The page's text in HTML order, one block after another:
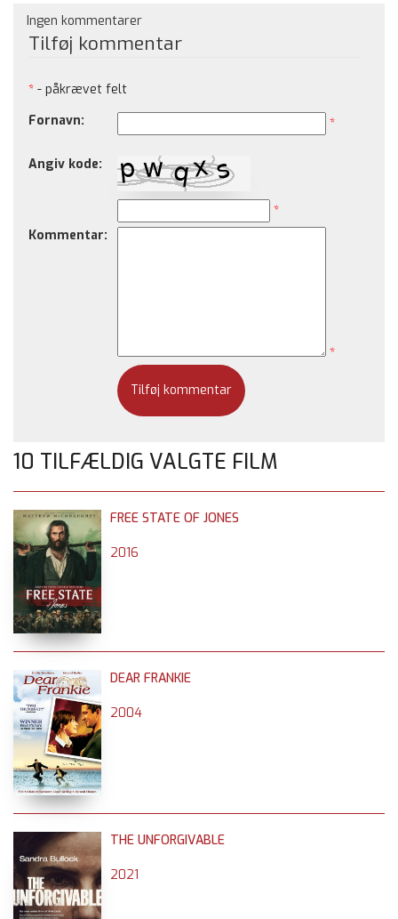
Ingen kommentarer
Tilføj kommentar
* - påkrævet felt
Fornavn:
*
Angiv kode:
*
Kommentar:
*
10 TILFÆLDIG VALGTE FILM
FREE STATE OF JONES
2016
DEAR FRANKIE
2004
THE UNFORGIVABLE
2021